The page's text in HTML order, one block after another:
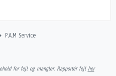
P.A.M Service
for fejl og mangler. Rapportér fejl her